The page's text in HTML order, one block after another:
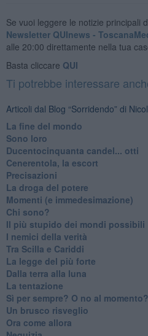
Se vuoi leggere le notizie principali
Newsletter QUInews -
alle 20:00 direttamente nella tua
Basta cliccare QUI
Ti potrebbe interessare
Articoli dal Blog “Sorridendo” di
La fine del mondo
Sono loro
Ducentocinquanta candel... otti
Cenerentola, la escort
Precisazioni
La droga del potere
Momenti (e immedesimazione)
Chi sono?
Il più stupido dei mondi possibili
I nemici della verità
Tra Scilla e Cariddi
La legge del più forte
Dalla terra alla luna
La tentazione
​Sì per sempre? O no al momento?
Un brusco risveglio
Ora come allora